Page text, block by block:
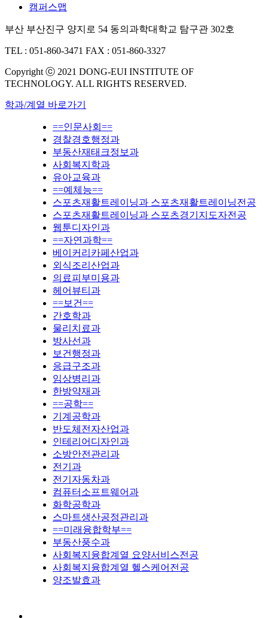
캠퍼스맵
부산 부산진구 양지로 54 동의과학대학교 탐구관 302호
TEL : 051-860-3471 FAX : 051-860-3327
Copyright ⓒ 2021 DONG-EUI INSTITUTE OF
TECHNOLOGY. ALL RIGHTS RESERVED.
학과/계열 바로가기
==인문사회==
경찰경호행정과
부동산재태크정보과
사회복지학과
유아교육과
==예체능==
스포츠재활트레이닝과 스포츠재활트레이닝전공
스포츠재활트레이닝과 스포츠경기지도자전공
웹툰디자인과
==자연과학==
베이커리카페산업과
외식조리산업과
의료피부미용과
헤어뷰티과
==보건==
간호학과
물리치료과
방사선과
보건행정과
응급구조과
임상병리과
한방약재과
==공학==
기계공학과
반도체전자산업과
인테리어디자인과
소방안전관리과
전기과
전기자동차과
컴퓨터소프트웨어과
화학공학과
스마트생산공정관리과
==미래융합학부==
부동산풍수과
사회복지융합계열 요양서비스전공
사회복지융합계열 헬스케어전공
양조발효과